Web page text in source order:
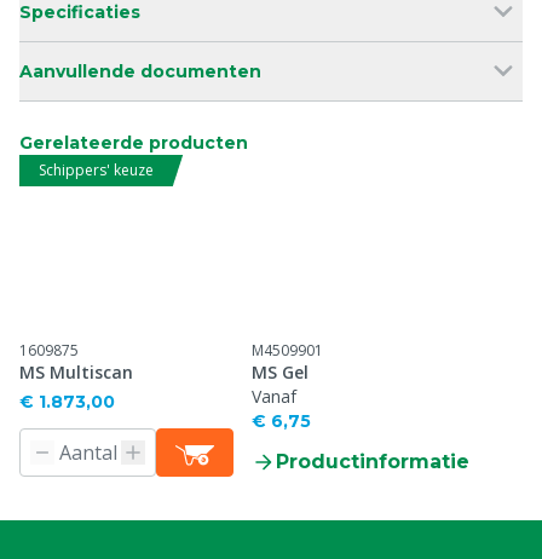
Specificaties
Aanvullende documenten
Gerelateerde producten
Schippers' keuze
1609875
MS Multiscan
€ 1.873,00
M4509901
MS Gel
Vanaf
€ 6,75
Productinformatie